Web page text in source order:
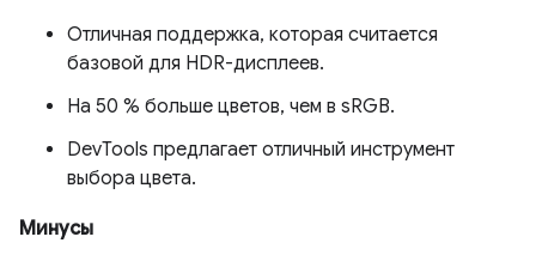
Отличная поддержка, которая считается
базовой для HDR-дисплеев.
На 50 % больше цветов, чем в sRGB.
DevTools предлагает отличный инструмент
выбора цвета.
Минусы